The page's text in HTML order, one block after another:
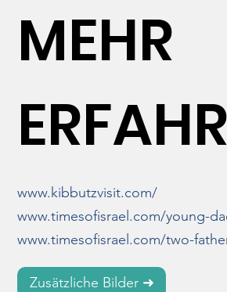
des Kibbutz war, dass hier sowohl
auch religiöse Juden lebten.
Kibbutz im Vergleich zu anderen
verteidigen: nur 2 Mitglieder der
Notfalltruppe fielen.
Einwohner evakuiert.
MEHR
www.kibbutzvisit.com/
www.timesofisrael.com/young-
www.timesofisrael.com/two-
Zusätzliche Bilder ➜